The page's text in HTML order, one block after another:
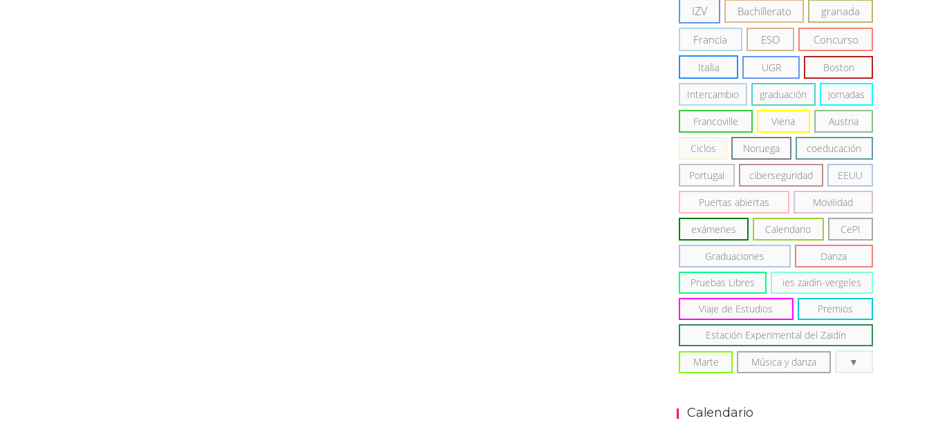
IZV Bachillerato granada
Francia ESO
Concurso
Italia
UGR Boston
Intercambio graduación Jornadas
Francoville Viena Austria
Ciclos Noruega coeducación
Portugal ciberseguridad EEUU
Puertas abiertas Movilidad
exámenes Calendario CePI
Graduaciones Danza
Pruebas Libres ies zaidín-vergeles
Viaje de Estudios Premios
Estación Experimental del Zaidín
Marte Música y danza
Calendario